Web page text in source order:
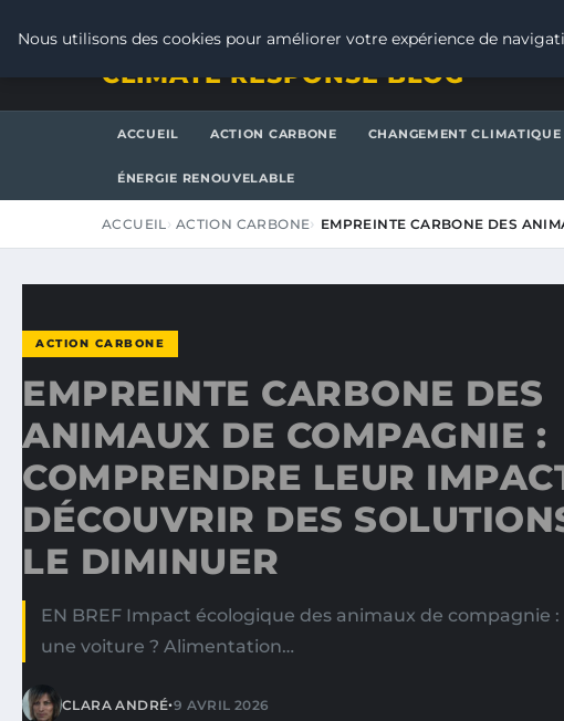
CLIMATE RESPONSE BLOG
ACCUEIL ACTION CARBONE CHANGEMENT CLIMATIQUE
ÉNERGIE RENOUVELABLE
ACCUEIL ACTION CARBONE EMPREINTE CARBONE DES
ACTION CARBONE
EMPREINTE CARBONE DES
ANIMAUX DE COMPAGNIE :
COMPRENDRE LEUR
DÉCOUVRIR DES
LE DIMINUER
EN BREF Impact écologique des animaux de compagnie
une voiture ? Alimentation…
CLARA ANDRÉ•9 AVRIL 2026
Nous utilisons des cookies pour améliorer votre expérience de